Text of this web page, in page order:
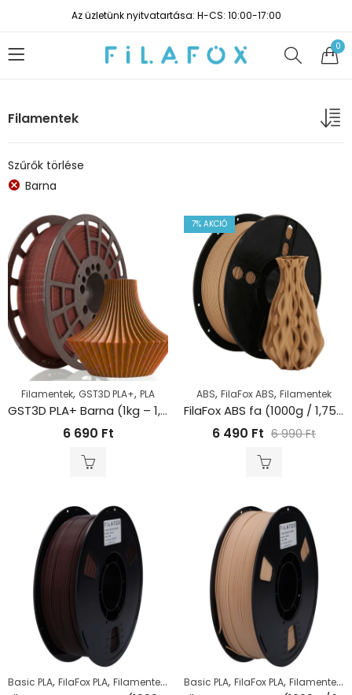
Az üzletünk nyitvatartása: H-CS: 10:00-17:00
0
Filamentek
Szűrők törlése
Barna
Filamentek, GST3D PLA+, PLA
GST3D PLA+ Barna (1kg – 1,75mm)
6 690 Ft
7% AKCIÓ
ABS, FilaFox ABS, Filamentek
FilaFox ABS fa (1000g / 1,75mm)
6 490 Ft 6 990Ft
Basic PLA, FilaFox PLA, Filamentek , PLABasic PLA, FilaFox PLA, Filamentek ,